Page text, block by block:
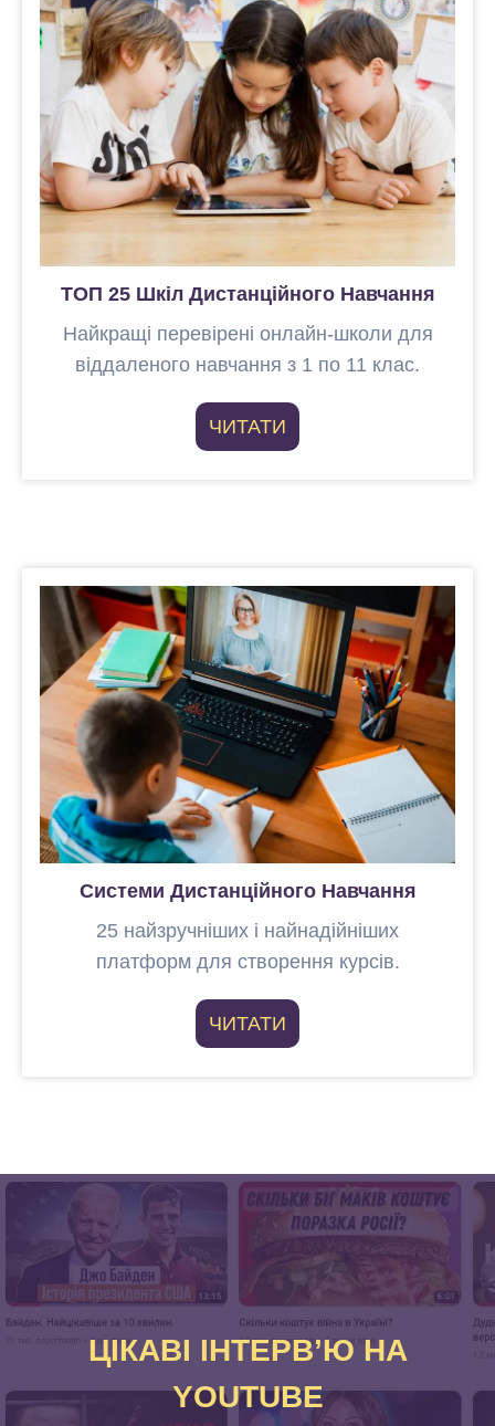
ТОП 25 Шкіл Дистанційного Навчання
Найкращі перевірені онлайн-школи для
віддаленого навчання з 1 по 11 клас.
ЧИТАТИ
Системи Дистанційного Навчання
25 найзручніших і найнадійніших
платформ для створення курсів.
ЧИТАТИ
ЦІКАВІ ІНТЕРВ’Ю НА
YOUTUBE